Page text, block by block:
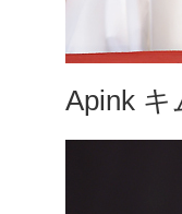
Apink キ